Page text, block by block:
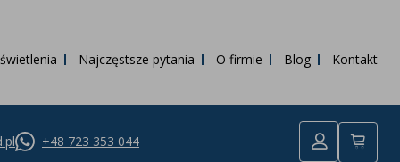
Najczęstsze pytania O firmie Blog Kontakt
+48 723 353 044